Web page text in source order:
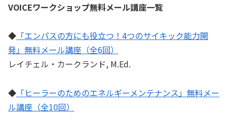
VOICEワークショップ無料メール講座一覧
◆ 「エンパスの方にも役立つ！4つのサイキック能力開
発」無料メール講座（全6回）
レイチェル・カークランド, M.Ed.
◆ 「ヒーラーのためのエネルギーメンテナンス」無料メー
ル講座（全10回）